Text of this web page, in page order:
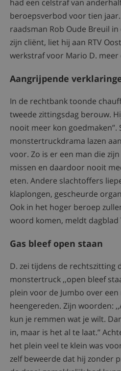
had een celstraf van
beroepsverbod voor tien
raadsman Rob Oude Breuil
zijn cliënt, liet hij aan RTV
werkstraf voor Mario D. meer
Aangrijpende
In de rechtbank toonde
tweede zittingsdag berouw.
nooit meer kon
monstertruckdrama lazen
voor. Zo is er een man die
missen en daardoor nooit
eten. Andere slachtoffers
klaplongen, gescheurde
Ook in het hoger beroep
woord komen, meldt dagblad
Gas bleef open staan
D. zei tijdens de rechtszitting
monstertruck ,,open bleef
plein voor de Jumbo over
heengereden. Zijn woorden:
kun je remmen wat je wilt.
in, maar is het al te laat.’’
het plein veel te klein was
zelf beweerde dat hij zonder